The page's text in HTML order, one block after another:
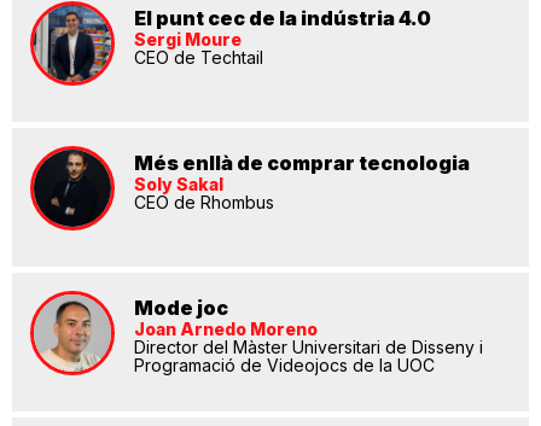
El punt cec de la indústria 4.0
Sergi Moure
CEO de Techtail
Més enllà de comprar tecnologia
Soly Sakal
CEO de Rhombus
Mode joc
Joan Arnedo Moreno
Director del Màster Universitari de Disseny i
Programació de Videojocs de la UOC